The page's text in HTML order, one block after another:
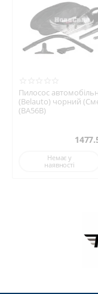
Пилосос
(Belauto) чорний
(BA56B)
Немає у
наявності